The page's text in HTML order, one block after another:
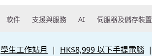
軟件 支援與服務 AI 伺服器及儲存裝置
學生工作站月 | HK$8,999 以下手提電腦 |